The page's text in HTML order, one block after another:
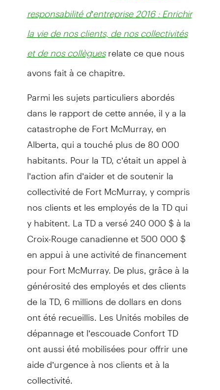
responsabilité d’entreprise 2016 : Enrichir
la vie de nos clients, de nos collectivités
et de nos collèguesrelate ce que nous
avons fait à ce chapitre.
Parmi les sujets particuliers abordés
dans le rapport de cette année, il y a la
catastrophe de Fort McMurray, en
Alberta, qui a touché plus de 80 000
habitants. Pour la TD, c’était un appel à
l’action afin d’aider et de soutenir la
collectivité de Fort McMurray, y compris
nos clients et les employés de la TD qui
y habitent. La TD a versé 240 000 $ à la
Croix-Rouge canadienne et 500 000 $
en appui à une activité de financement
pour Fort McMurray. De plus, grâce à la
générosité des employés et des clients
de la TD, 6 millions de dollars en dons
ont été recueillis. Les Unités mobiles de
dépannage et l’escouade Confort TD
ont aussi été mobilisées pour offrir une
aide d’urgence à nos clients et à la
collectivité.